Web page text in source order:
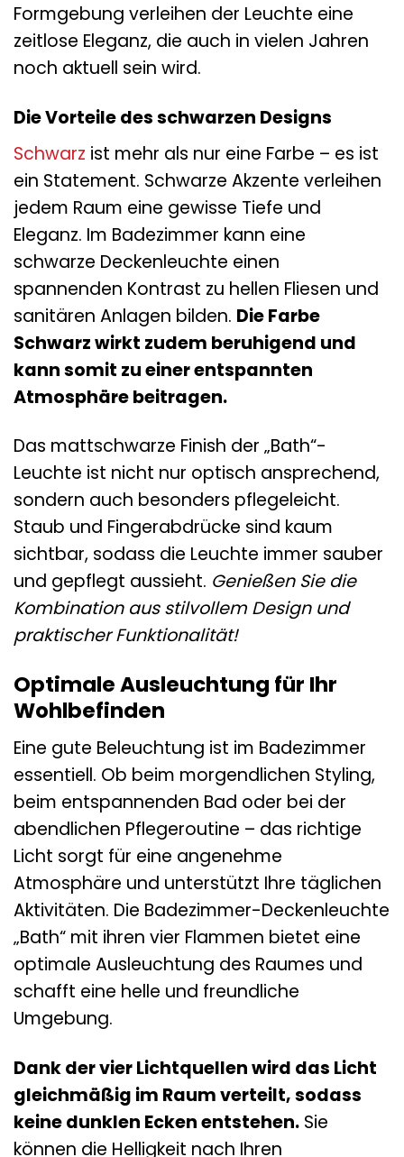
Formgebung verleihen der Leuchte eine
zeitlose Eleganz, die auch in vielen Jahren
noch aktuell sein wird.
Die Vorteile des schwarzen Designs
Schwarz ist mehr als nur eine Farbe – es ist
ein Statement. Schwarze Akzente verleihen
jedem Raum eine gewisse Tiefe und
Eleganz. Im Badezimmer kann eine
schwarze Deckenleuchte einen
spannenden Kontrast zu hellen Fliesen und
sanitären Anlagen bilden. Die Farbe
Schwarz wirkt zudem beruhigend und
kann somit zu einer entspannten
Atmosphäre beitragen.
Das mattschwarze Finish der „Bath“-
Leuchte ist nicht nur optisch ansprechend,
sondern auch besonders pflegeleicht.
Staub und Fingerabdrücke sind kaum
sichtbar, sodass die Leuchte immer sauber
und gepflegt aussieht. Genießen Sie die
Kombination aus stilvollem Design und
praktischer Funktionalität!
Optimale Ausleuchtung für Ihr
Wohlbefinden
Eine gute Beleuchtung ist im Badezimmer
essentiell. Ob beim morgendlichen Styling,
beim entspannenden Bad oder bei der
abendlichen Pflegeroutine – das richtige
Licht sorgt für eine angenehme
Atmosphäre und unterstützt Ihre täglichen
Aktivitäten. Die Badezimmer-Deckenleuchte
„Bath“ mit ihren vier Flammen bietet eine
optimale Ausleuchtung des Raumes und
schafft eine helle und freundliche
Umgebung.
Dank der vier Lichtquellen wird das Licht
gleichmäßig im Raum verteilt, sodass
keine dunklen Ecken entstehen. Sie
können die Helligkeit nach Ihren